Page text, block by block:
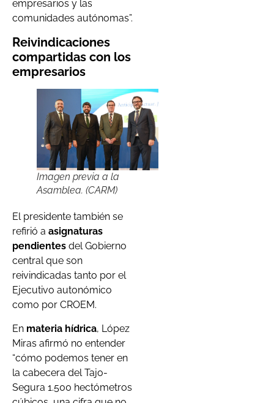
empresarios y las
comunidades autónomas”.
Reivindicaciones
compartidas con los
empresarios
Imagen previa a la
Asamblea. (CARM)
El presidente también se
refirió a asignaturas
pendientes del Gobierno
central que son
reivindicadas tanto por el
Ejecutivo autonómico
como por CROEM.
En materia hídrica, López
Miras afirmó no entender
“cómo podemos tener en
la cabecera del Tajo-
Segura 1.500 hectómetros